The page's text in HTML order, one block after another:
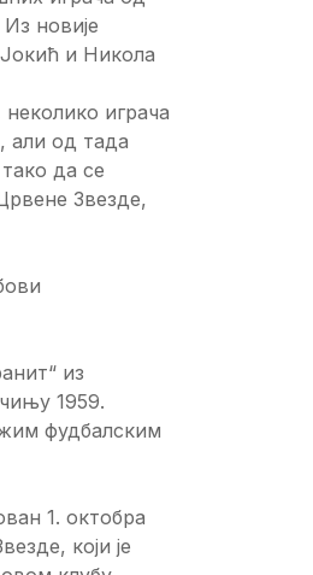
новије
и Никола
играча
али од тада
да се
Звезде,
из
1959.
фудбалским
1. октобра
који је